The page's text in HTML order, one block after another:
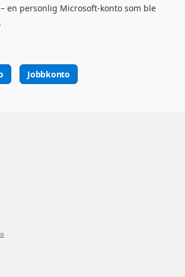
– en personlig Microsoft-konto som ble
Jobbkonto